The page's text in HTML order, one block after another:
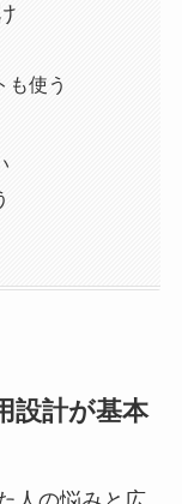
も使う
設計が基本